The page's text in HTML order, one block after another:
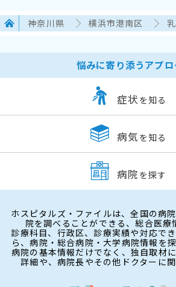
神奈川県 横浜市港南区
悩みに寄り添うアプ
症状 を知る
病気 を知る
病院 を探す
ホスピタルズ・ファイルは、全国の病
院を調べることができる、総合医療
診療科目、行政区、診療実績や対応で
ら、病院・総合病院・大学病院情報を
病院の基本情報だけでなく、独自取材
詳細や、病院長やその他ドクターに関